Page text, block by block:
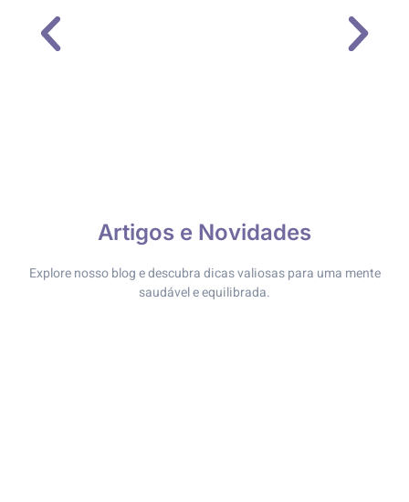
Artigos e Novidades
Explore nosso blog e descubra dicas valiosas para uma mente
saudável e equilibrada.